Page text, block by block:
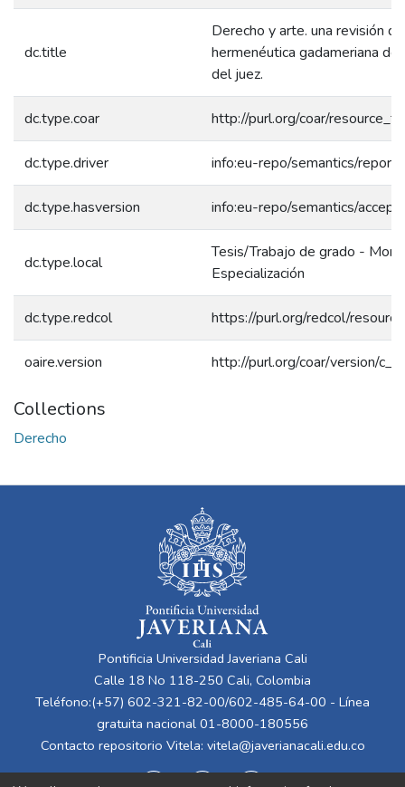
dc.title
Derecho y arte. una revisión
hermenéutica gadameriana
del juez.
dc.type.coar http://purl.org/coar/
dc.type.driver info:eu-repo/semantics/report
dc.type.hasversion info:eu-repo/semantics/
dc.type.local
Tesis/Trabajo de grado -
Especialización
dc.type.redcol https://purl.org/redcol/
oaire.version http://purl.org/coar/version/
Collections
Derecho
Pontificia Universidad Javeriana Cali
Calle 18 No 118-250 Cali, Colombia
Teléfono:(+57) 602-321-82-00/602-485-64-00 - Línea
gratuita nacional 01-8000-180556
Contacto repositorio Vitela: vitela@javerianacali.edu.co